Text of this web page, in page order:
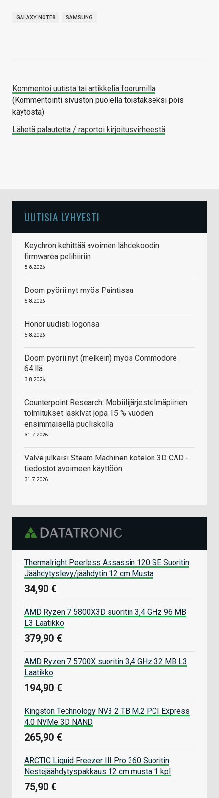
GALAXY NOTE8 SAMSUNG
Kommentoi uutista tai artikkelia foorumilla
(Kommentointi sivuston puolella toistakseksi pois
käytöstä)
Lähetä palautetta / raportoi kirjoitusvirheestä
UUTISIA LYHYESTI
Keychron kehittää avoimen lähdekoodin
firmwarea pelihiiriin
5.8.2026
Doom pyörii nyt myös Paintissa
5.8.2026
Honor uudisti logonsa
5.8.2026
Doom pyörii nyt (melkein) myös Commodore
64:llä
3.8.2026
Counterpoint Research: Mobiilijärjestelmäpiirien
toimitukset laskivat jopa 15 % vuoden
ensimmäisellä puoliskolla
31.7.2026
Valve julkaisi Steam Machinen kotelon 3D CAD -
tiedostot avoimeen käyttöön
31.7.2026
Thermalright Peerless Assassin 120 SE Suoritin
Jäähdytyslevy/jäähdytin 12 cm Musta
34,90 €
AMD Ryzen 7 5800X3D suoritin 3,4 GHz 96 MB
L3 Laatikko
379,90 €
AMD Ryzen 7 5700X suoritin 3,4 GHz 32 MB L3
Laatikko
194,90 €
Kingston Technology NV3 2 TB M.2 PCI Express
4.0 NVMe 3D NAND
265,90 €
ARCTIC Liquid Freezer III Pro 360 Suoritin
Nestejäähdytyspakkaus 12 cm musta 1 kpl
75,90 €